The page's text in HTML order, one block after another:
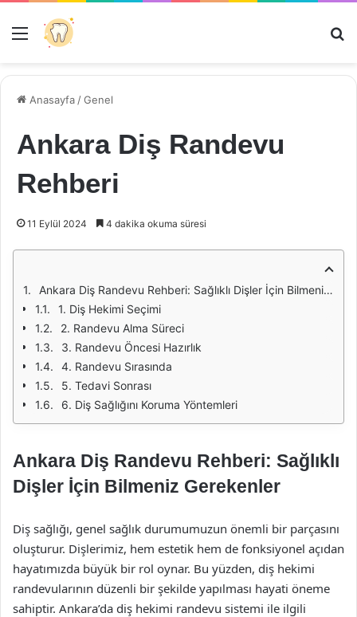
Menü
Anasayfa /Genel
Ankara Diş Randevu
Rehberi
11 Eylül 2024 4 dakika okuma süresi
Ankara Diş Randevu Rehberi: Sağlıklı Dişler İçin Bilmeniz Gerekenler
1. Diş Hekimi Seçimi
2. Randevu Alma Süreci
3. Randevu Öncesi Hazırlık
4. Randevu Sırasında
5. Tedavi Sonrası
6. Diş Sağlığını Koruma Yöntemleri
Ankara Diş Randevu Rehberi: Sağlıklı
Dişler İçin Bilmeniz Gerekenler
Diş sağlığı, genel sağlık durumumuzun önemli bir parçasını
oluşturur. Dişlerimiz, hem estetik hem de fonksiyonel açıdan
hayatımızda büyük bir rol oynar. Bu yüzden, diş hekimi
randevularının düzenli bir şekilde yapılması hayati öneme
sahiptir. Ankara’da diş hekimi randevu sistemi ile ilgili